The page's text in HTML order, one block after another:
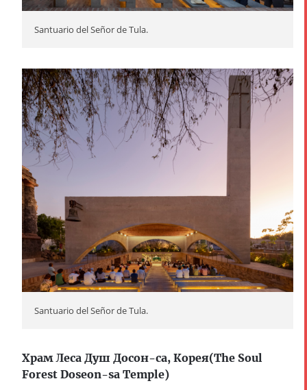
Santuario del Señor de Tula.
Santuario del Señor de Tula.
Храм Леса Душ Досон-са, Корея(The Soul
Forest Doseon-sa Temple)